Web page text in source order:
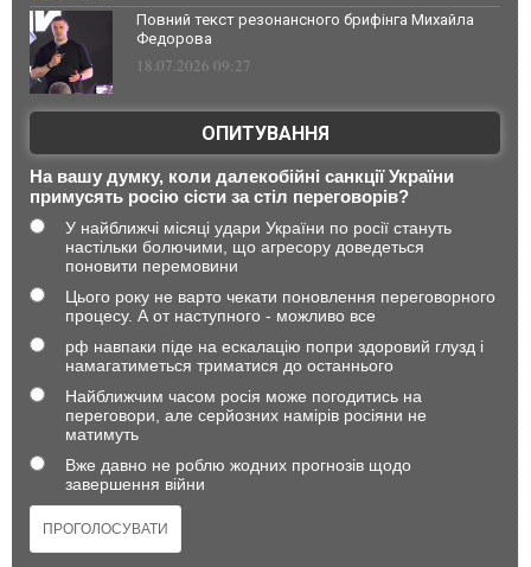
Повний текст резонансного брифінга Михайла
Федорова
18.07.2026 09:27
ОПИТУВАННЯ
На вашу думку, коли далекобійні санкції України
примусять росію сісти за стіл переговорів?
У найближчі місяці удари України по росії стануть
настільки болючими, що агресору доведеться
поновити перемовини
Цього року не варто чекати поновлення переговорного
процесу. А от наступного - можливо все
рф навпаки піде на ескалацію попри здоровий глузд і
намагатиметься триматися до останнього
Найближчим часом росія може погодитись на
переговори, але серйозних намірів росіяни не
матимуть
Вже давно не роблю жодних прогнозів щодо
завершення війни